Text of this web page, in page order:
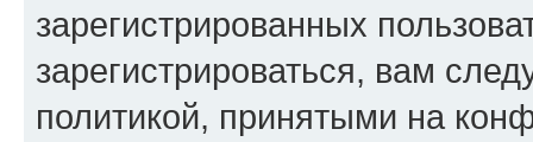
зарегистрированных
зарегистрироваться, вам
политикой, принятыми на